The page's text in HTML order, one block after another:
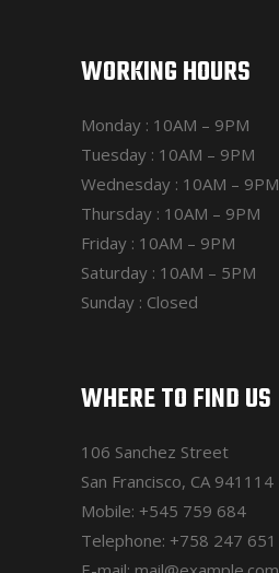
WORKING HOURS
Monday : 10AM – 9PM
Tuesday : 10AM – 9PM
Wednesday : 10AM – 9PM
Thursday : 10AM – 9PM
Friday : 10AM – 9PM
Saturday : 10AM – 5PM
Sunday : Closed
WHERE TO FIND US
106 Sanchez Street
San Francisco, CA 941114
Mobile: +545 759 684
Telephone: +758 247 651